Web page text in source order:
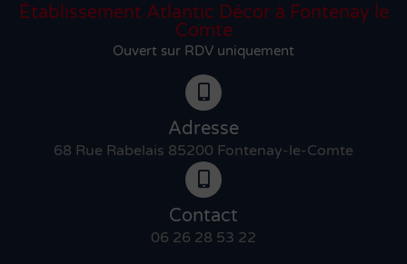
Établissement Atlantic Décor à Fontenay le
Comte
Ouvert sur RDV uniquement
Adresse
68 Rue Rabelais 85200 Fontenay-le-Comte
Contact
06 26 28 53 22